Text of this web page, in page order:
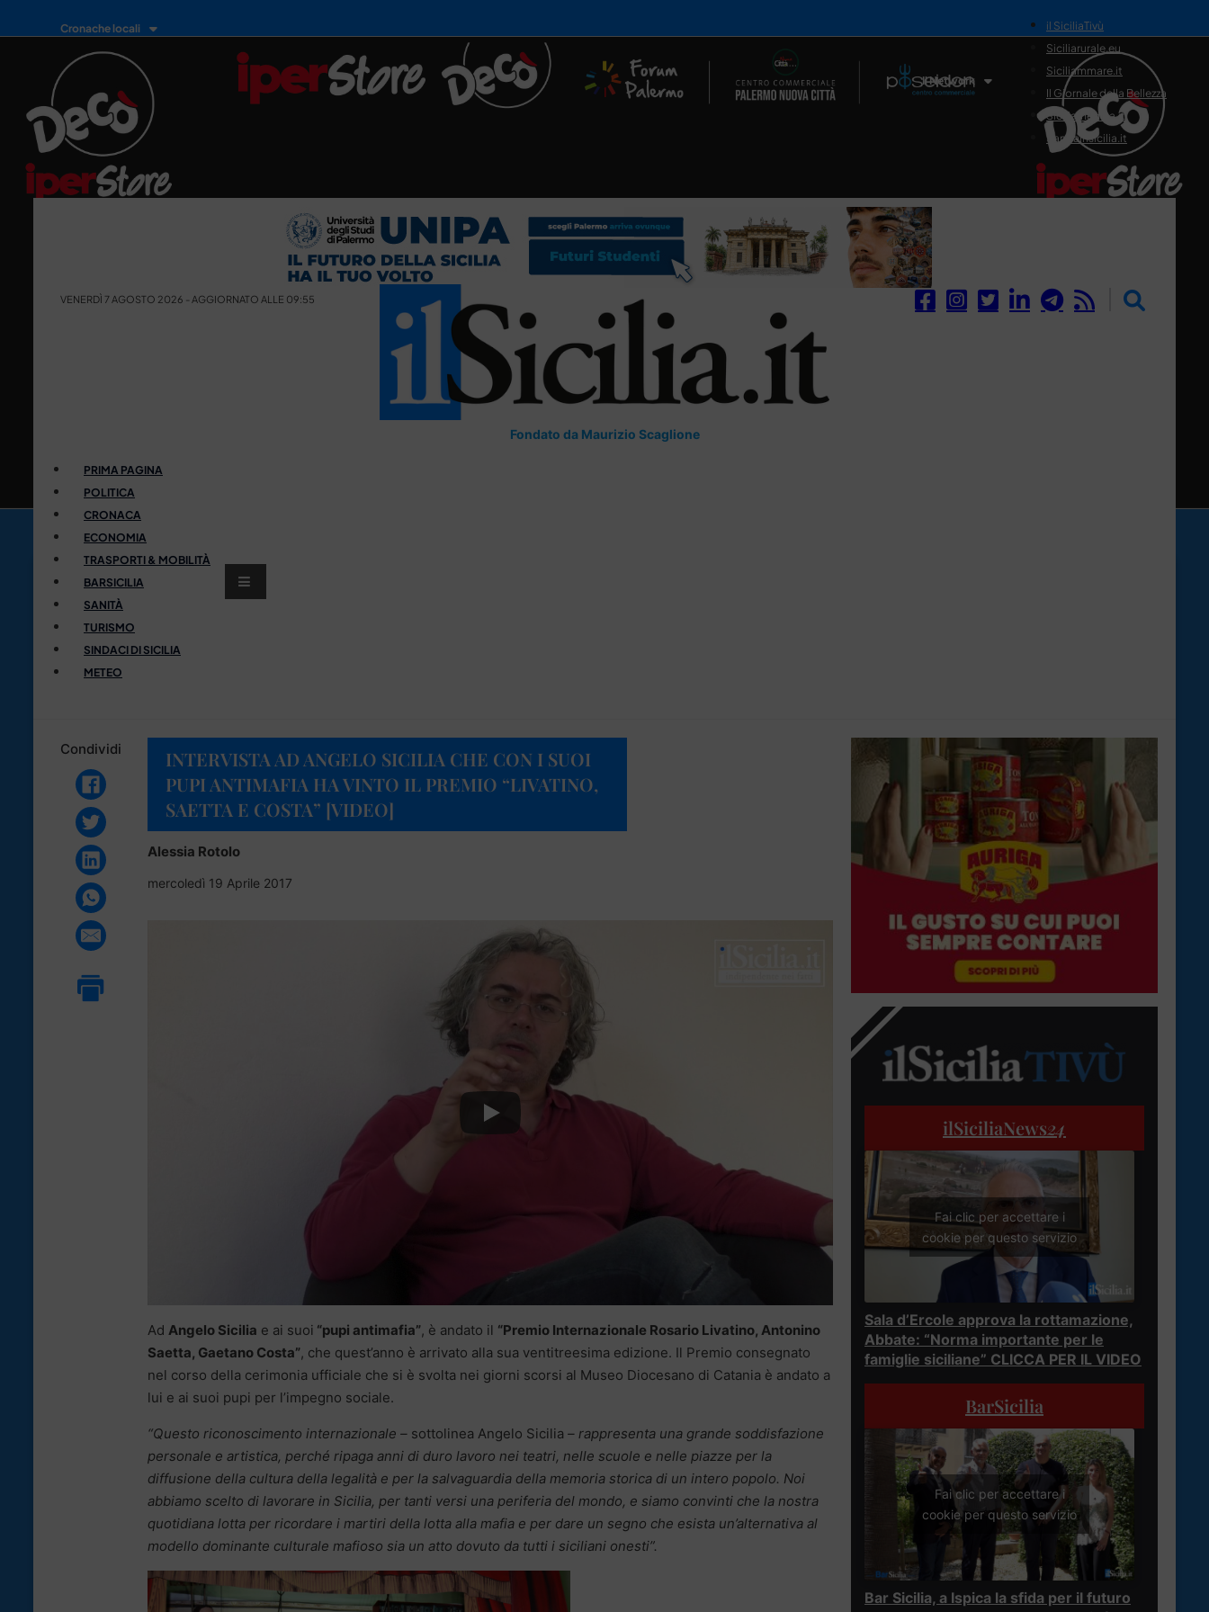
Cronache locali
Il Network
il SiciliaTivù
Siciliarurale.eu
Siciliammare.it
Il Giornale della Bellezza
Siciliamedica.it
Sanitainsicilia.it
VENERDÌ 7 AGOSTO 2026 - AGGIORNATO ALLE 09:55
Fondato da Maurizio Scaglione
PRIMA PAGINA
POLITICA
CRONACA
ECONOMIA
TRASPORTI & MOBILITÀ
BARSICILIA
SANITÀ
TURISMO
SINDACI DI SICILIA
METEO
Condividi
INTERVISTA AD ANGELO SICILIA CHE CON I SUOI
PUPI ANTIMAFIA HA VINTO IL PREMIO “LIVATINO,
SAETTA E COSTA” [VIDEO]
Alessia Rotolo
mercoledì 19 Aprile 2017
Ad Angelo Sicilia e ai suoi “pupi antimafia”, è andato il “Premio Internazionale Rosario Livatino, Antonino
Saetta, Gaetano Costa”, che quest’anno è arrivato alla sua ventitreesima edizione. Il Premio consegnato
nel corso della cerimonia ufficiale che si è svolta nei giorni scorsi al Museo Diocesano di Catania è andato a
lui e ai suoi pupi per l’impegno sociale.
“Questo riconoscimento internazionale – sottolinea Angelo Sicilia – rappresenta una grande soddisfazione
personale e artistica, perché ripaga anni di duro lavoro nei teatri, nelle scuole e nelle piazze per la
diffusione della cultura della legalità e per la salvaguardia della memoria storica di un intero popolo. Noi
abbiamo scelto di lavorare in Sicilia, per tanti versi una periferia del mondo, e siamo convinti che la nostra
quotidiana lotta per ricordare i martiri della lotta alla mafia e per dare un segno che esista un’alternativa al
modello dominante culturale mafioso sia un atto dovuto da tutti i siciliani onesti”.
ilSiciliaNews24
Fai clic per accettare i
cookie per questo servizio
Sala d’Ercole approva la rottamazione,
Abbate: “Norma importante per le
famiglie siciliane” CLICCA PER IL VIDEO
BarSicilia
Fai clic per accettare i
cookie per questo servizio
Bar Sicilia, a Ispica la sfida per il futuro